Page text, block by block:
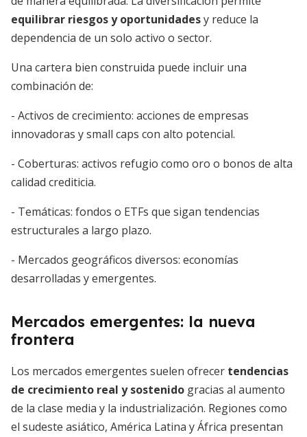
equilibrar riesgos y oportunidadesy reduce la
dependencia de un solo activo o sector.
Una cartera bien construida puede incluir una
combinación de:
- Activos de crecimiento: acciones de empresas
innovadoras y small caps con alto potencial.
- Coberturas: activos refugio como oro o bonos de alta
calidad crediticia.
- Temáticas: fondos o ETFs que sigan tendencias
estructurales a largo plazo.
- Mercados geográficos diversos: economías
desarrolladas y emergentes.
Mercados emergentes: la nueva
frontera
Los mercados emergentes suelen ofrecer tendencias
de crecimiento real y sostenido gracias al aumento
de la clase media y la industrialización. Regiones como
el sudeste asiático, América Latina y África presentan